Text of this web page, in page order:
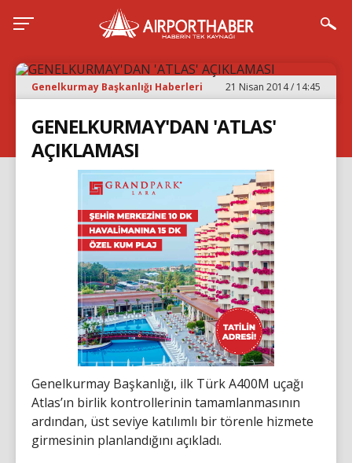
Genelkurmay Başkanlığı Haberleri 21 Nisan 2014 / 14:45
GENELKURMAY'DAN 'ATLAS'
AÇIKLAMASI
Genelkurmay Başkanlığı, ilk Türk A400M uçağı
Atlas’ın birlik kontrollerinin tamamlanmasının
ardından, üst seviye katılımlı bir törenle hizmete
girmesinin planlandığını açıkladı.